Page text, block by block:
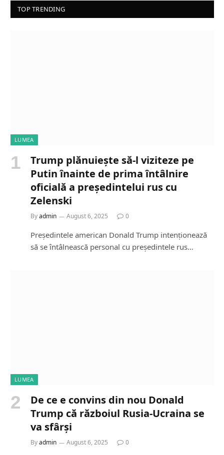
TOP TRENDING
LUMEA
Trump plănuiește să-l viziteze pe
Putin înainte de prima întâlnire
oficială a președintelui rus cu
Zelenski
Byadmin August 6, 2025 0
Președintele american Donald Trump intenționează
să se întâlnească personal cu președintele rus…
LUMEA
De ce e convins din nou Donald
Trump că războiul Rusia-Ucraina se
va sfârși
Byadmin August 6, 2025 0